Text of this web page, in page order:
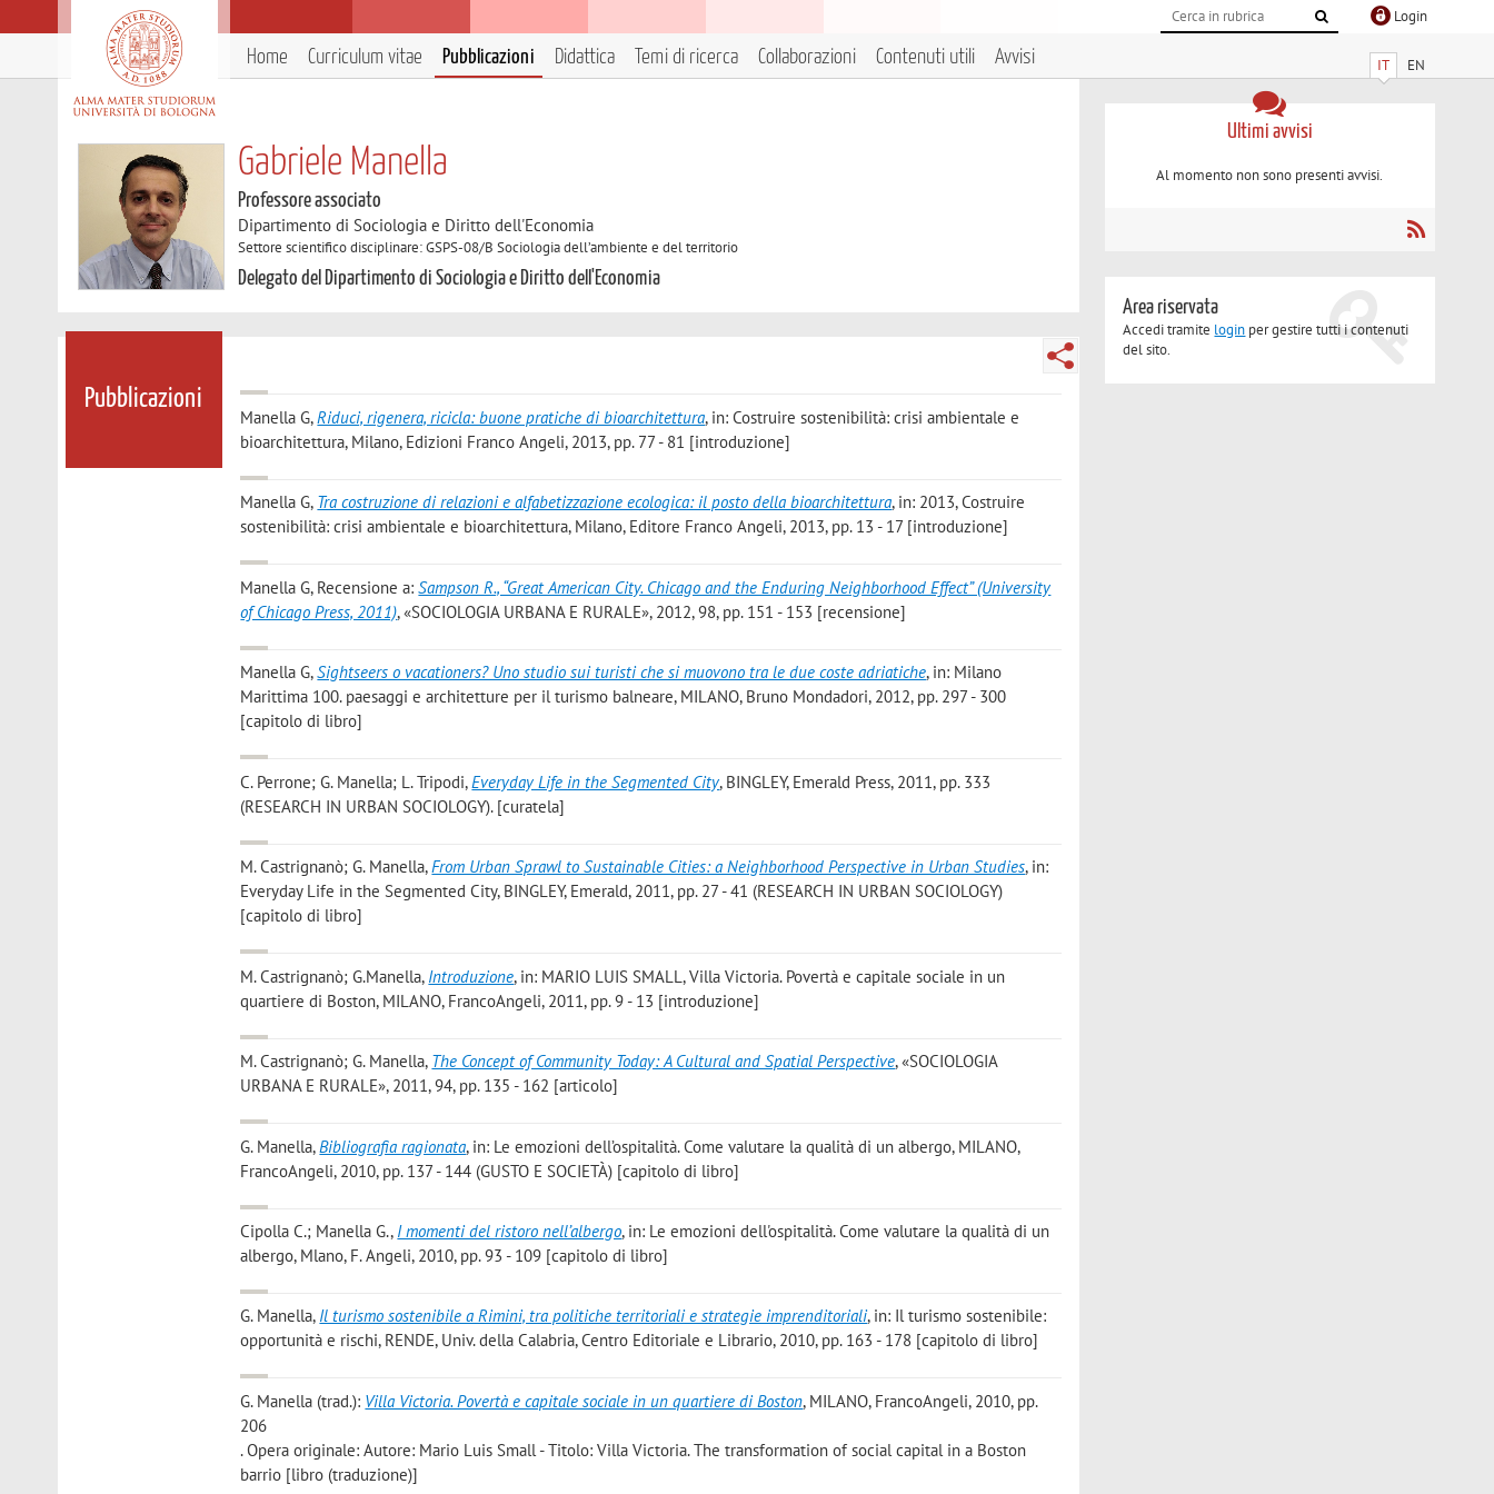
Login
IT EN
Home Curriculum vitae Pubblicazioni Didattica Temi di ricerca Collaborazioni Contenuti utili Avvisi
Gabriele Manella
Professore associato
Dipartimento di Sociologia e Diritto dell'Economia
Settore scientifico disciplinare: GSPS-08/B Sociologia dell’ambiente e del territorio
Delegato del Dipartimento di Sociologia e Diritto dell'Economia
Pubblicazioni
Manella G,Riduci, rigenera, ricicla: buone pratiche di bioarchitettura, in: Costruire sostenibilità: crisi ambientale e
bioarchitettura, Milano, Edizioni Franco Angeli, 2013, pp. 77 - 81 [introduzione]
Manella G, Tra costruzione di relazioni e alfabetizzazione ecologica: il posto della bioarchitettura, in: 2013, Costruire
sostenibilità: crisi ambientale e bioarchitettura, Milano, Editore Franco Angeli, 2013, pp. 13 - 17 [introduzione]
Manella G, Recensione a:Sampson R., “Great American City. Chicago and the Enduring Neighborhood Effect” (University
of Chicago Press, 2011), «SOCIOLOGIA URBANA E RURALE», 2012, 98, pp. 151 - 153 [recensione]
Manella G,Sightseers o vacationers? Uno studio sui turisti che si muovono tra le due coste adriatiche, in: Milano
Marittima 100. paesaggi e architetture per il turismo balneare, MILANO, Bruno Mondadori, 2012, pp. 297 - 300
[capitolo di libro]
C. Perrone; G. Manella; L. Tripodi,Everyday Life in the Segmented City, BINGLEY, Emerald Press, 2011, pp. 333
(RESEARCH IN URBAN SOCIOLOGY). [curatela]
M. Castrignanò; G. Manella,From Urban Sprawl to Sustainable Cities: a Neighborhood Perspective in Urban Studies, in:
Everyday Life in the Segmented City, BINGLEY, Emerald, 2011, pp. 27 - 41 (RESEARCH IN URBAN SOCIOLOGY)
[capitolo di libro]
M. Castrignanò; G.Manella, Introduzione, in: MARIO LUIS SMALL, Villa Victoria. Povertà e capitale sociale in un
quartiere di Boston, MILANO, FrancoAngeli, 2011, pp. 9 - 13 [introduzione]
M. Castrignanò; G. Manella, The Concept of Community Today: A Cultural and Spatial Perspective, «SOCIOLOGIA
URBANA E RURALE», 2011, 94, pp. 135 - 162 [articolo]
G. Manella,Bibliografia ragionata, in: Le emozioni dell’ospitalità. Come valutare la qualità di un albergo, MILANO,
FrancoAngeli, 2010, pp. 137 - 144 (GUSTO E SOCIETÀ) [capitolo di libro]
Cipolla C.; Manella G., I momenti del ristoro nell’albergo, in: Le emozioni dell'ospitalità. Come valutare la qualità di un
albergo, Mlano, F. Angeli, 2010, pp. 93 - 109 [capitolo di libro]
G. Manella, Il turismo sostenibile a Rimini, tra politiche territoriali e strategie imprenditoriali, in: Il turismo sostenibile:
opportunità e rischi, RENDE, Univ. della Calabria, Centro Editoriale e Librario, 2010, pp. 163 - 178 [capitolo di libro]
G. Manella (trad.): Villa Victoria. Povertà e capitale sociale in un quartiere di Boston, MILANO, FrancoAngeli, 2010, pp.
206
. Opera originale: Autore: Mario Luis Small - Titolo: Villa Victoria. The transformation of social capital in a Boston
barrio [libro (traduzione)]
Ultimi avvisi
Al momento non sono presenti avvisi.
Area riservata
Accedi tramite login per gestire tutti i contenuti
del sito.